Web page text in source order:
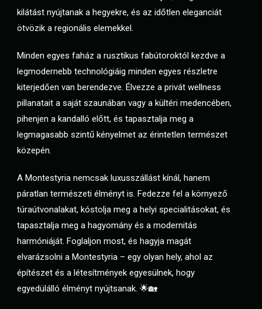
kilátást nyújtanak a hegyekre, és az időtlen eleganciát
ötvözik a regionális elemekkel.
Minden egyes faház a rusztikus fabútoroktól kezdve a
legmodernebb technológiáig minden egyes részletre
kiterjedően van berendezve. Élvezze a privát wellness
pillanatait a saját szaunában vagy a kültéri medencében,
pihenjen a kandalló előtt, és tapasztalja meg a
legmagasabb szintű kényelmet az érintetlen természet
közepén.
A Montestyria nemcsak luxusszállást kínál, hanem
páratlan természeti élményt is. Fedezze fel a környező
túraútvonalakat, kóstolja meg a helyi specialitásokat, és
tapasztalja meg a hagyomány és a modernitás
harmóniáját. Foglaljon most, és hagyja magát
elvarázsolni a Montestyria – egy olyan hely, ahol az
építészet és a létesítmények egyesülnek, hogy
egyedülálló élményt nyújtsanak. 🌟🏡